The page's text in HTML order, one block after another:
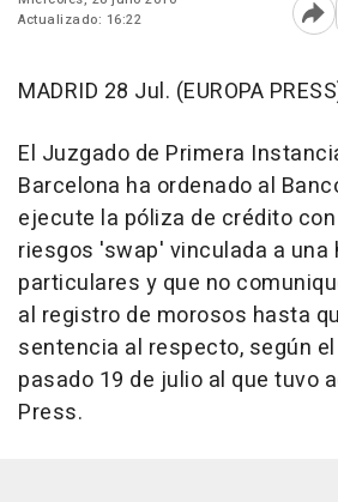
Actualizado: 16:22
MADRID 28 Jul. (EUROPA
El Juzgado de Primera
Barcelona ha ordenado al
ejecute la póliza de crédito
riesgos 'swap' vinculada a una
particulares y que no
al registro de morosos hasta
sentencia al respecto, según
pasado 19 de julio al que tuvo
Press.